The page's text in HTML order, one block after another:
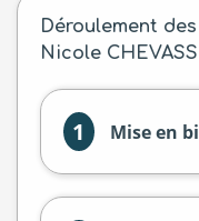
Déroulement
Nicole
1 Mise en